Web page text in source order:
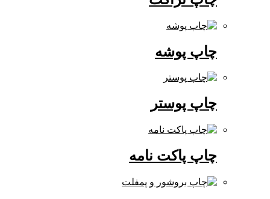
چاپ پوشه
چاپ پوستر
چاپ پاکت نامه